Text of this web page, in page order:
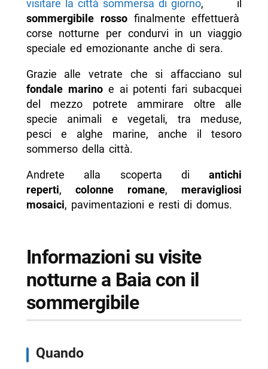
visitare la città sommersa di giorno, il
sommergibile rossofinalmente effettuerà
corse notturne per condurvi in un viaggio
speciale ed emozionante anche di sera.
Grazie alle vetrate che si affacciano sul
fondale marinoe ai potenti fari subacquei
del mezzo potrete ammirare oltre alle
specie animali e vegetali, tra meduse,
pesci e alghe marine, anche il tesoro
sommerso della città.
Andrete alla scoperta diantichi
reperti, colonne romane, meravigliosi
mosaici, pavimentazioni e resti di domus.
Informazioni su visite
notturne a Baia con il
sommergibile
Quando